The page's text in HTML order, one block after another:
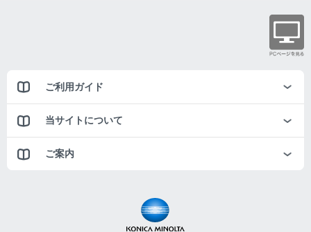
ご利用ガイド
当サイトについて
ご案内